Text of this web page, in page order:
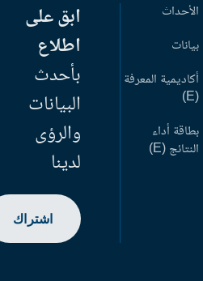
الأحداث
بيانات
أكاديمية المعرفة
بطاقة أداء
النتائج (E)
ابق على
اطلاع
بأحدث
البيانات
والرؤى
لدينا
اشتراك